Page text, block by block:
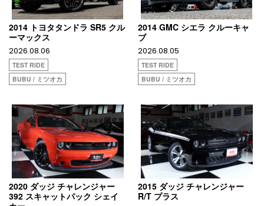
2014 トヨタタンドラ SR5 クル
ーマックス
2026.08.06
TEST RIDE
BUBU / ミツオカ
2014 GMC シエラ クルーキャ
ブ
2026.08.05
TEST RIDE
BUBU / ミツオカ
2020 ダッジ チャレンジャー
392 スキャットパック シェイ
2015 ダッジ チャレンジャー
R/T プラス